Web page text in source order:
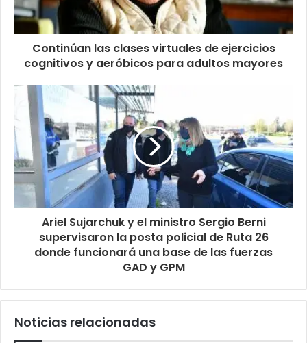
Continúan las clases virtuales de ejercicios
cognitivos y aeróbicos para adultos mayores
Ariel Sujarchuk y el ministro Sergio Berni
supervisaron la posta policial de Ruta 26
donde funcionará una base de las fuerzas
GAD y GPM
Noticias relacionadas